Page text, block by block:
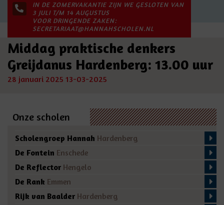
IN DE ZOMERVAKANTIE ZIJN WE GESLOTEN VAN
3 JULI T/M 14 AUGUSTUS
VOOR DRINGENDE ZAKEN:
SECRETARIAAT@HANNAHSCHOLEN.NL
Middag praktische denkers
Greijdanus Hardenberg: 13.00 uur
28 januari 2025 13-03-2025
Onze scholen
Scholengroep Hannah Hardenberg
De Fontein Enschede
De Reflector Hengelo
De Rank Emmen
Rijk van Baalder Hardenberg